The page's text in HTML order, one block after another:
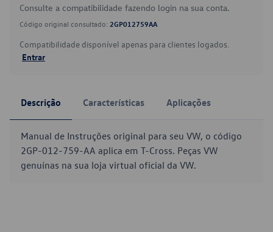
Consulte a compatibilidade fazendo login na sua conta.
Código original consultado: 2GP012759AA
Compatibilidade disponível apenas para clientes logados.
Entrar
Descrição Características Aplicações
Manual de Instruções original para seu VW, o código
2GP-012-759-AA aplica em T-Cross. Peças VW
genuínas na sua loja virtual oficial da VW.